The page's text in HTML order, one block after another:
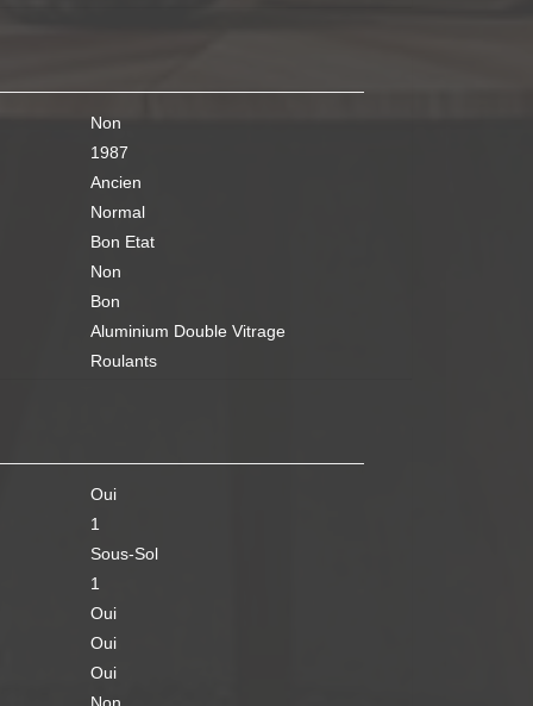
Non
1987
Ancien
Normal
Bon Etat
Non
Bon
Aluminium Double Vitrage
Roulants
Oui
1
Sous-Sol
1
Oui
Oui
Oui